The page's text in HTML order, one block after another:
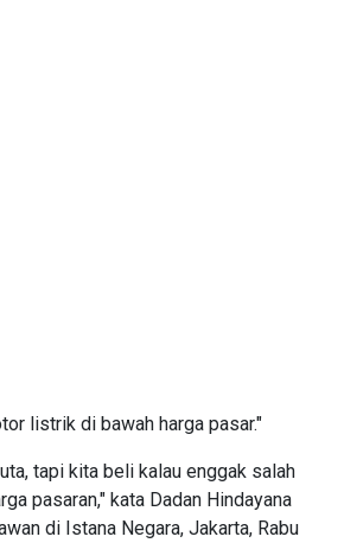
listrik di bawah harga pasar."
tapi kita beli kalau enggak salah
pasaran," kata Dadan Hindayana
di Istana Negara, Jakarta, Rabu